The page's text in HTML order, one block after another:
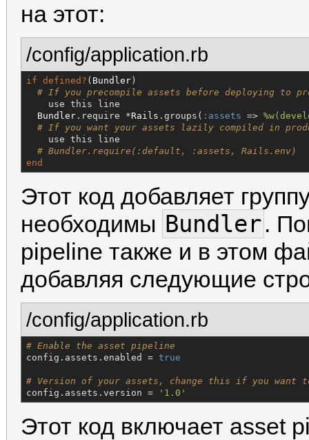
на этот:
/config/application.rb
if defined? ( Bundler )
# If you precompile assets before deploying to
    use this line
Bundler .require *Rails .groups( :assets => %w(
# If you want your assets lazily compiled in
    use this line
# Bundler.require(:default, :assets, Rails.env)
end
Этот код добавляет
необходимы Bundler.
pipeline также и в этом
добавляя следующие
/config/application.rb
# Enable the asset pipeline
config.assets.enabled = true
# Version of your assets, change this if you want
config.assets.version =
' 1.0 '
Этот код включает asset